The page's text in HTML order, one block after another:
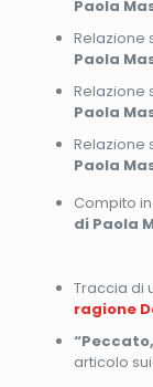
Paola
Relazione
Paola
Relazione
Paola
Relazione
Paola
Compito
di Paola
Traccia di
ragione
articolo